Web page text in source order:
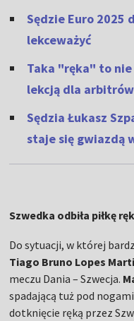
Sędzie Euro 2025
lekceważyć
Taka "ręka" to nie
lekcją dla arbitrów
Sędzia Łukasz
staje się gwiazdą
Szwedka odbiła piłkę
Do sytuacji, w której
Tiago Bruno Lopes
meczu Dania – Szwecja.
spadającą tuż pod nogami
dotknięcie ręką przez